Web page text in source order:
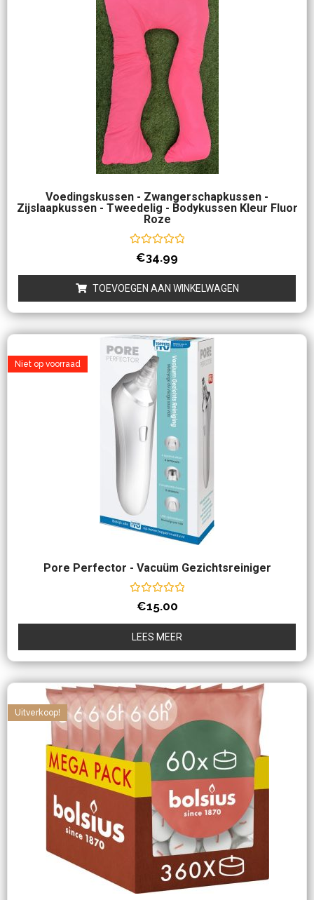
Voedingskussen - Zwangerschapkussen -
Zijslaapkussen - Tweedelig - Bodykussen Kleur Fluor
Roze
Waardering
uit
5
€34.99
TOEVOEGEN AAN WINKELWAGEN
Pore Perfector - Vacuüm Gezichtsreiniger
Waardering
uit
5
€15.00
Niet op voorraad
LEES MEER
Uitverkoop!